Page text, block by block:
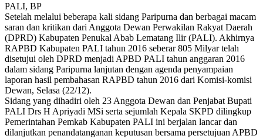
PALI, BP
Setelah melalui beberapa kali sidang Paripurna dan berbagai macam
saran dan kritikan dari Anggota Dewan Perwakilan Rakyat Daerah
(DPRD) Kabupaten Penukal Abab Lematang Ilir (PALI). Akhirnya
RAPBD Kabupaten PALI tahun 2016 seberar 805 Milyar telah
disetujui oleh DPRD menjadi APBD PALI tahun anggaran 2016
dalam sidang Paripurna lanjutan dengan agenda penyampaian
laporan hasil pembahasan RAPBD tahun 2016 dari Komisi-komisi
Dewan, Selasa (22/12).
Sidang yang dihadiri oleh 23 Anggota Dewan dan Penjabat Bupati
PALI Drs H Apriyadi MSi serta sejumlah Kepala SKPD dilingkup
Pemerintahan Pemkab Kabupaten PALI ini berjalan lancar dan
dilanjutkan penandatanganan keputusan bersama persetujuan APBD